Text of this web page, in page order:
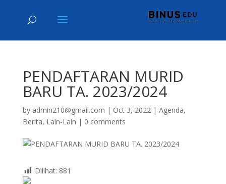
PENDAFTARAN MURID
BARU TA. 2023/2024
by admin210@gmail.com | Oct 3, 2022| Agenda,
Berita, Lain-Lain | 0 comments
Dilihat: 881